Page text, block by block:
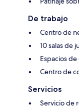
De trabajo
Centro de
10 salas de
Espacios
Centro de
Servicios
Servicio de